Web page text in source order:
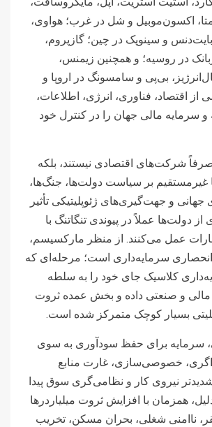
متا، اکسون‌موبیل و شل در غرب؛ هواوی،
بایت‌دنس و سینوپک در چین؛ گازپروم،
در روسیه؛ و همچنین زیمنس،
بی‌پی و سامسونگ در اروپا و
از اقتصاد، فناوری، انرژی، اطلاعات،
سرمایه مالی جهان را در کنترل خود
صرفاً شرکت‌های اقتصادی نیستند، بلکه
غیرمستقیم بر سیاست دولت‌ها، جنگ‌ها،
جهانی و جهت‌گیری‌های ژئوپلیتیکی تأثیر
دولت‌ها عملاً در پیوندی تنگاتنگ با
عمل می‌کنند. از منظر مارکسیسم،
انحصاری سرمایه‌داری است؛ مرحله‌ای که
کلاسیک جای خود را به سلطه
و صنعتی داده و بخش عمده ثروت
بسیار کوچک متمرکز شده است.
سرمایه برای حفظ سودآوری به سوی
خصوصی‌سازی، غارت منابع
نیروی کار و نظامی‌گری سوق پیدا
همزمان با افزایش ثروت میلیاردرها
ناامنی شغلی، بحران مسکن، تخریب